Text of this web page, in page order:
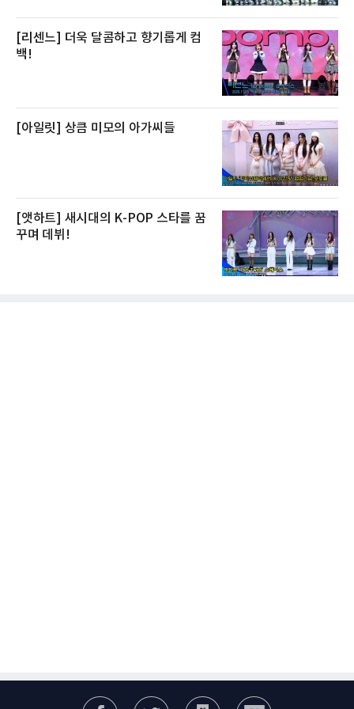
[리센느] 더욱 달콤하고 향기롭게 컴
백!
[아일릿] 상큼 미모의 아가씨들
[앳하트] 새시대의 K-POP 스타를 꿈
꾸며 데뷔!